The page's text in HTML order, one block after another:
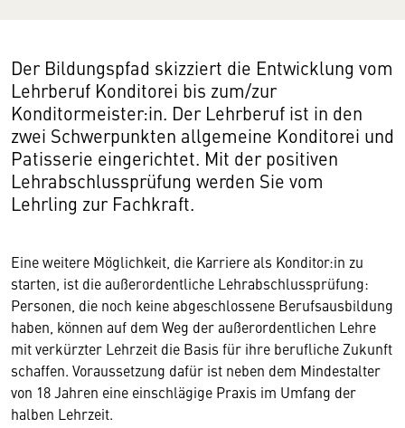
Der Bildungspfad skizziert die Entwicklung vom
Lehrberuf Konditorei bis zum/zur
Konditormeister:in. Der Lehrberuf ist in den
zwei Schwerpunkten allgemeine Konditorei und
Patisserie eingerichtet. Mit der positiven
Lehrabschlussprüfung werden Sie vom
Lehrling zur Fachkraft.
Eine weitere Möglichkeit, die Karriere als Konditor:in zu
starten, ist die außerordentliche Lehrabschlussprüfung:
Personen, die noch keine abgeschlossene Berufsausbildung
haben, können auf dem Weg der außerordentlichen Lehre
mit verkürzter Lehrzeit die Basis für ihre berufliche Zukunft
schaffen. Voraussetzung dafür ist neben dem Mindestalter
von 18 Jahren eine einschlägige Praxis im Umfang der
halben Lehrzeit.